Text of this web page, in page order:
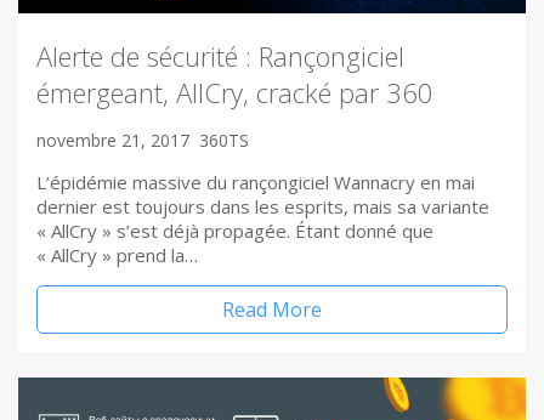
Alerte de sécurité : Rançongiciel
émergeant, AllCry, cracké par 360
novembre 21, 2017 360TS
L’épidémie massive du rançongiciel Wannacry en mai
dernier est toujours dans les esprits, mais sa variante
« AllCry » s’est déjà propagée. Étant donné que
« AllCry » prend la…
Read More